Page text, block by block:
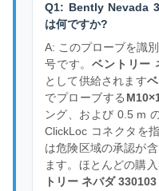
Q1: Bently Nevada
は何ですか?
A: このプローブを識
号です。ベントリー
として供給されます
でプローブする
ング、および 0.5 m
ClickLoc コネクタを
は危険区域の承認が
ます。ほとんどの購
トリー ネバダ